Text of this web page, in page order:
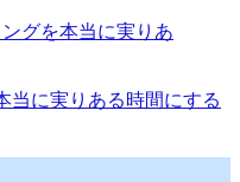
当に実りある時間にする